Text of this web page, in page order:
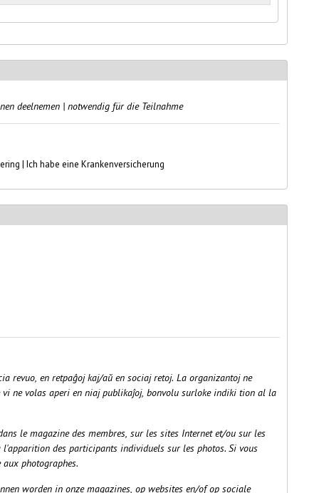
deelnemen | notwendig für die Teilnahme
| Ich habe eine Krankenversicherung
revuo, en retpaĝoj kaj/aŭ en sociaj retoj. La organizantoj ne
vi ne volas aperi en niaj publikaĵoj, bonvolu surloke indiki tion al la
le magazine des membres, sur les sites Internet et/ou sur les
des participants individuels sur les photos. Si vous
photographes.
worden in onze magazines, op websites en/of op sociale